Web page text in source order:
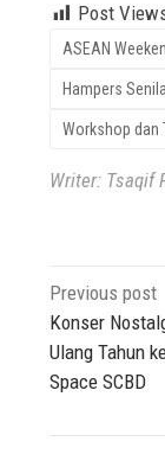
Post
ASEAN
Hampers
Workshop dan
Writer: Tsaqif
Post
Previous post
Konser
Ulang Tahun
Space SCBD